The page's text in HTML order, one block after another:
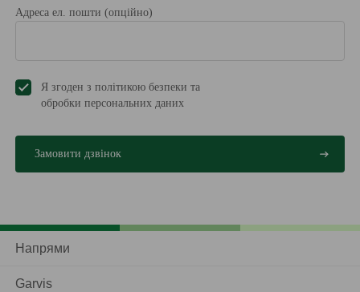
Адреса ел. пошти (опційно)
Я згоден з політикою безпеки та
обробки персональних даниx
Напрями
Garvis